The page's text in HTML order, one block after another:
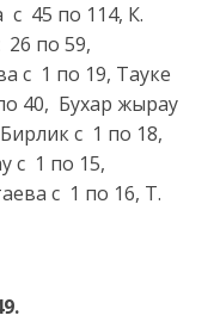
с 45 по 114, К.
по 59,
с 1 по 19, Тауке
40, Бухар жырау
с 1 по 18,
с 1 по 15,
с 1 по 16, Т.
.